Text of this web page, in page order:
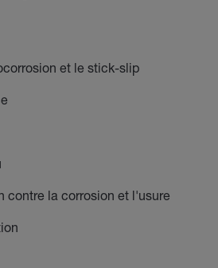
et le stick-slip
contre la corrosion et l'usure